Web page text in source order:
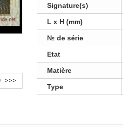
>>>
Signature(s)
L x H (mm)
№ de série
Etat
Matière
Type